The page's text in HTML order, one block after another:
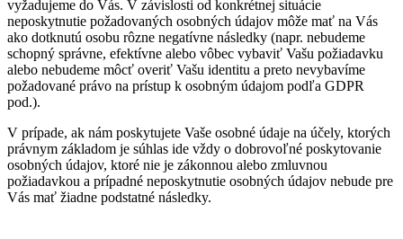
vyžadujeme do Vás. V závislosti od konkrétnej situácie
neposkytnutie požadovaných osobných údajov môže mať na Vás
ako dotknutú osobu rôzne negatívne následky (napr. nebudeme
schopný správne, efektívne alebo vôbec vybaviť Vašu požiadavku
alebo nebudeme môcť overiť Vašu identitu a preto nevybavíme
požadované právo na prístup k osobným údajom podľa GDPR
pod.).
V prípade, ak nám poskytujete Vaše osobné údaje na účely, ktorých
právnym základom je súhlas ide vždy o dobrovoľné poskytovanie
osobných údajov, ktoré nie je zákonnou alebo zmluvnou
požiadavkou a prípadné neposkytnutie osobných údajov nebude pre
Vás mať žiadne podstatné následky.